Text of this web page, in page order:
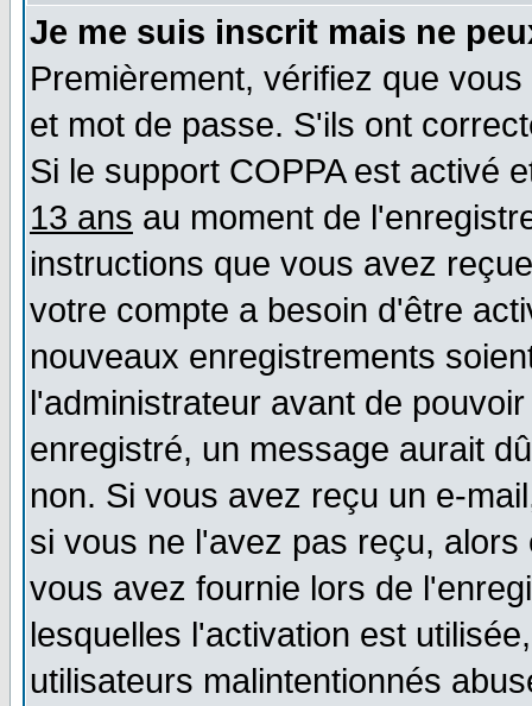
Je me suis inscrit mais ne
Premièrement, vérifiez que
et mot de passe. S'ils ont
Si le support COPPA est activé
13 ans au moment de
instructions que vous avez
votre compte a besoin d'être
nouveaux enregistrements
l'administrateur avant de
enregistré, un message aurait
non. Si vous avez reçu un e-
si vous ne l'avez pas reçu,
vous avez fournie lors de
lesquelles l'activation est
utilisateurs malintentionnés